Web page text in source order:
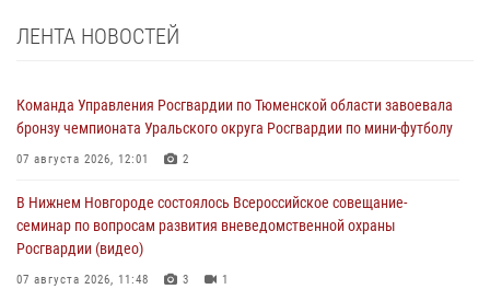
ЛЕНТА НОВОСТЕЙ
Команда Управления Росгвардии по Тюменской области завоевала
бронзу чемпионата Уральского округа Росгвардии по мини-футболу
07 августа 2026, 12:01 2
В Нижнем Новгороде состоялось Всероссийское совещание-
семинар по вопросам развития вневедомственной охраны
Росгвардии (видео)
07 августа 2026, 11:48 3 1